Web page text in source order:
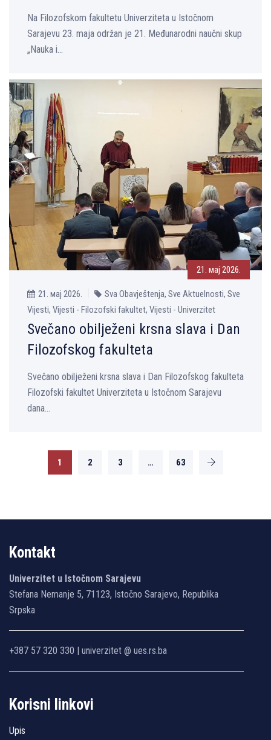
Na Filozofskom fakultetu Univerziteta u Istočnom
Sarajevu 23. maja održan je 21. Međunarodni naučni skup
„Nauka i...
21. мај 2026.
21. мај 2026.
Sva Obavještenja, Sve Aktuelnosti, Sve
Vijesti, Vijesti - Filozofski fakultet, Vijesti - Univerzitet
Svečano obilježeni krsna slava i Dan
Filozofskog fakulteta
Svečano obilježeni krsna slava i Dan Filozofskog fakulteta
Filozofski fakultet Univerziteta u Istočnom Sarajevu
dana...
1 2 3 … 63
Kontakt
Univerzitet u Istočnom Sarajevu
Stefana Nemanje 5, 71123, Istočno Sarajevo, Republika
Srpska
+387 57 320 330 | univerzitet @ ues.rs.ba
Korisni linkovi
Upis